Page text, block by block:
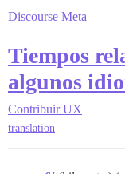
Discourse Meta
Tiempos
algunos
Contribuir UX
translation